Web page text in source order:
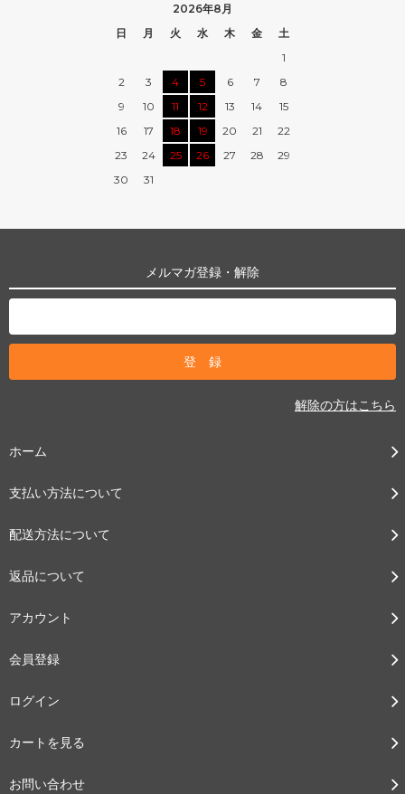
2026年8月
日
月 火 水 木 金
土
1
2
3 4 5 6 7
8
9
10 11 12 13 14
15
16
17 18 19 20 21
22
23
24 25 26 27 28
29
30
31
メルマガ登録・解除
解除の方はこちら
ホーム
支払い方法について
配送方法について
返品について
アカウント
会員登録
ログイン
カートを見る
お問い合わせ